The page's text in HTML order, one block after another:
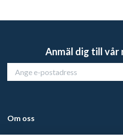
Anmäl dig till vår
Om oss